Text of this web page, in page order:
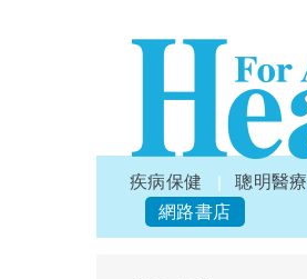
疾病保健 聰明醫療
網路書店